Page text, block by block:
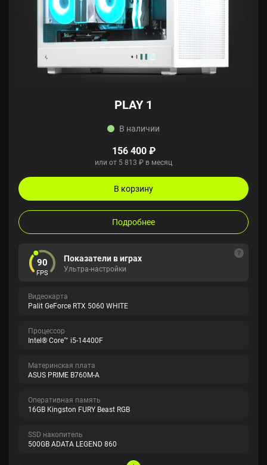
PLAY 1
В наличии
156 400 ₽
или от 5 813 ₽ в месяц
В корзину
Подробнее
90
FPS
Показатели в играх
Ультра-настройки
Видеокарта
Palit GeForce RTX 5060 WHITE
Процессор
Intel® Core™ i5-14400F
Материнская плата
ASUS PRIME B760M-A
Оперативная память
16GB Kingston FURY Beast RGB
SSD накопитель
500GB ADATA LEGEND 860